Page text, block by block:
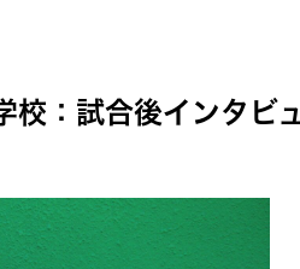
：試合後インタビュ